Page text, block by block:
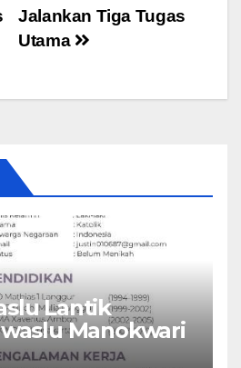
Jalankan Tiga Tugas
Utama
Lantik
Manokwari